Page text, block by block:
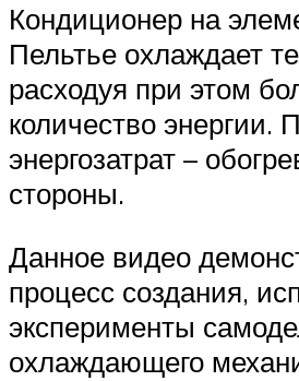
Кондиционер на
Пельтье охлаждает
расходуя при этом
количество энергии.
энергозатрат –
стороны.
Данное видео
процесс создания,
эксперименты
охлаждающего